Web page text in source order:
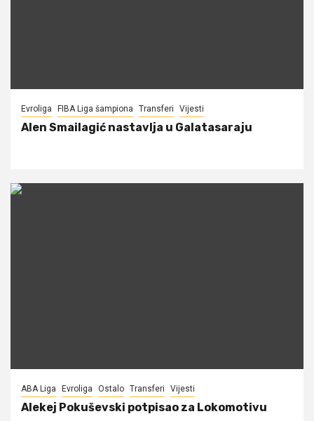
Evroliga FIBA Liga šampiona Transferi Vijesti
Alen Smailagić nastavlja u Galatasaraju
ABA Liga Evroliga Ostalo Transferi Vijesti
Alekej Pokuševski potpisao za Lokomotivu